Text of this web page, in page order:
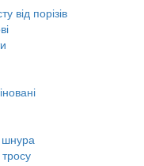
від порізів
шнура